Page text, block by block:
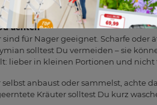
im Heu.
achten
für Nager geeignet. Scharfe oder
solltest Du vermeiden – sie
lieber in kleinen Portionen und nicht
anbaust oder sammelst, achte
Kräuter solltest Du kurz